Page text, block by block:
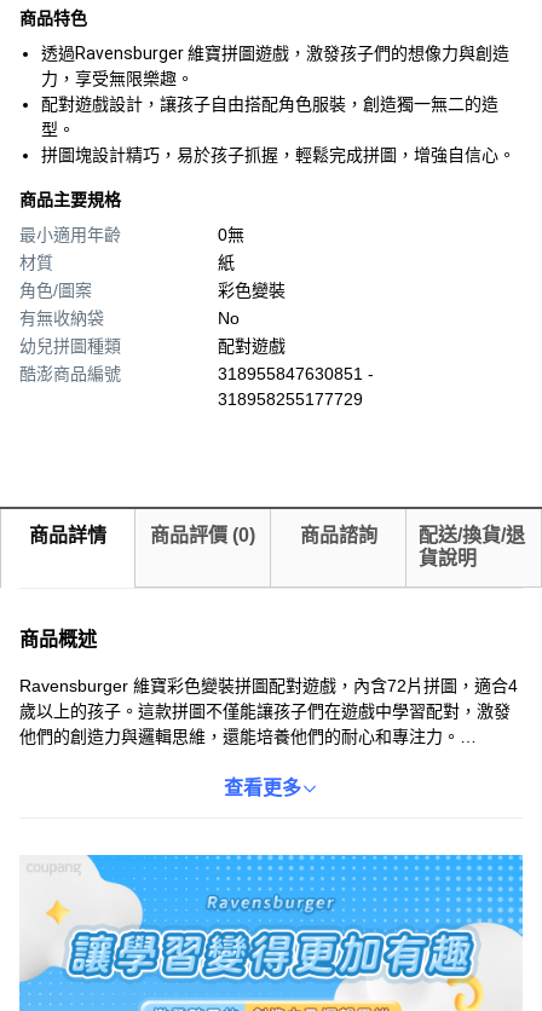
商品特色
透過Ravensburger 維寶拼圖遊戲，激發孩子們的想像力與創造
力，享受無限樂趣。
配對遊戲設計，讓孩子自由搭配角色服裝，創造獨一無二的造
型。
拼圖塊設計精巧，易於孩子抓握，輕鬆完成拼圖，增強自信心。
商品主要規格
最小適用年齡
0無
材質
紙
角色/圖案
彩色變裝
有無收納袋
No
幼兒拼圖種類
配對遊戲
酷澎商品編號
318955847630851 -
318958255177729
商品詳情 商品評價 (0) 商品諮詢
配送/換貨/退
貨說明
商品概述
Ravensburger 維寶彩色變裝拼圖配對遊戲，內含72片拼圖，適合4
歲以上的孩子。這款拼圖不僅能讓孩子們在遊戲中學習配對，激發
他們的創造力與邏輯思維，還能培養他們的耐心和專注力。
名，讓家長可以安心選購。拼圖採用精緻且安全的材質，顏色鮮豔
查看更多